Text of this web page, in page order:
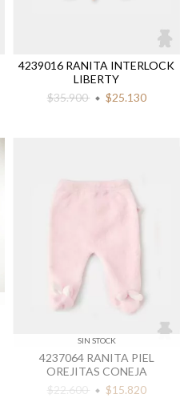
4239016 RANITA INTERLOCK
LIBERTY
$35.900
$25.130
SIN STOCK
4237064 RANITA PIEL
OREJITAS CONEJA
$22.600
$15.820